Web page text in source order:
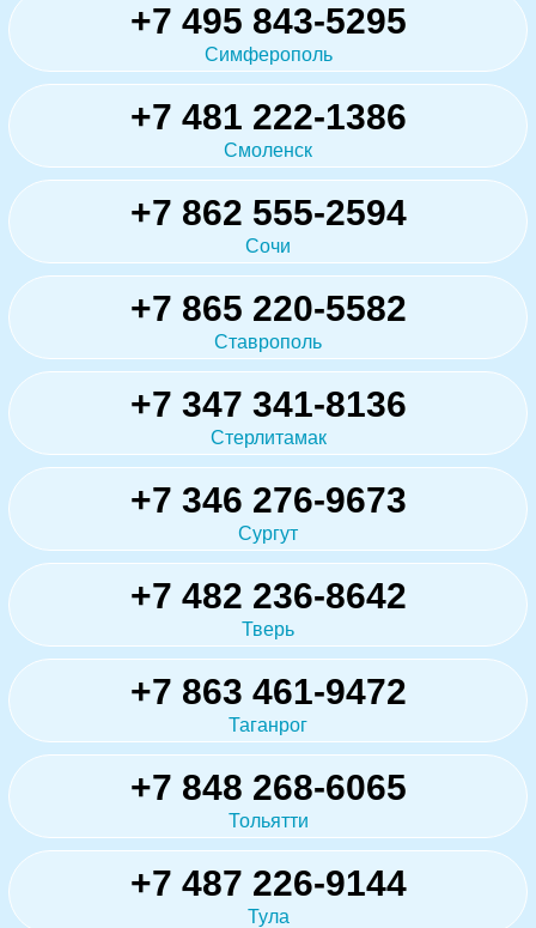
+7 495 843-5295
Симферополь
+7 481 222-1386
Смоленск
+7 862 555-2594
Сочи
+7 865 220-5582
Ставрополь
+7 347 341-8136
Стерлитамак
+7 346 276-9673
Сургут
+7 482 236-8642
Тверь
+7 863 461-9472
Таганрог
+7 848 268-6065
Тольятти
+7 487 226-9144
Тула